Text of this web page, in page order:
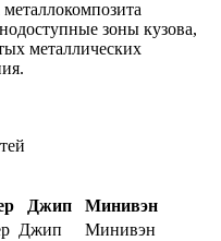
зоны кузова,
металлических
Джип
Минивэн
Джип
Минивэн